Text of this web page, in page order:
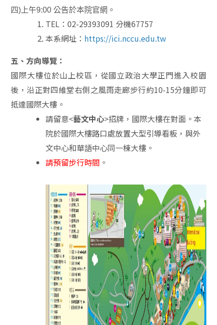
四)上午9:00 公告於本院官網。
TEL：02-29393091 分機67757
本系網址： https://ici.nccu.edu.tw
五、方向導覽：
國際大樓位於山上校區，從國立政治大學正門進入校園
後，沿正對四維堂右側之風雨走廊步行約10-15分鐘即可
抵達國際大樓。
請留意<藝文中心>招牌，國際大樓在對面。本
院於國際大樓路口處放置大型引導看板，與外
文中心和華語中心同一棟大樓。
請預留步行時間 。